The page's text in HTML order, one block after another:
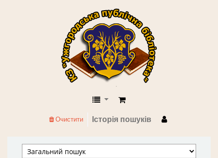
КЗ "Ужгородська публічна
Історія пошуків
Очистити